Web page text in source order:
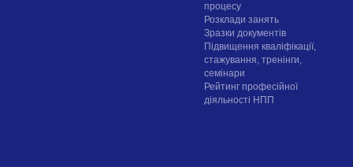
процесу
Розклади занять
Зразки документів
Підвищення кваліфікації,
стажування, тренінги,
семінари
Рейтинг професійної
діяльності НПП